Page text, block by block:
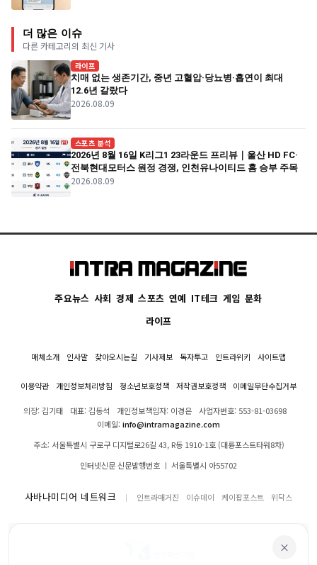
더 많은 이슈
다른 카테고리의 최신 기사
라이프
치매 없는 생존기간, 중년 고혈압·당뇨병·흡연이 최대
12.6년 갈랐다
2026.08.09
스포츠 분석
2026년 8월 16일 K리그1 23라운드 프리뷰｜울산 HD FC·
전북현대모터스 원정 경쟁, 인천유나이티드 홈 승부 주목
2026.08.09
주요뉴스 사회 경제 스포츠 연예 IT테크 게임 문화
라이프
매체소개 인사말 찾아오시는길 기사제보 독자투고 인트라위키 사이트맵
이용약관 개인정보처리방침 청소년보호정책 저작권보호정책 이메일무단수집거부
의장: 김기태 대표: 김동석 개인정보책임자: 이경은
사업자번호: 553-81-03698
이메일:info@intramagazine.com
주소: 서울특별시 구로구 디지털로26길 43, R동 1910-1호 (대륭포스트타워8차)
인터넷신문 신문발행번호 ㅣ 서울특별시 아55702
사바나미디어 네트워크 인트라매거진 이슈데이 케이팝포스트 위닥스
×